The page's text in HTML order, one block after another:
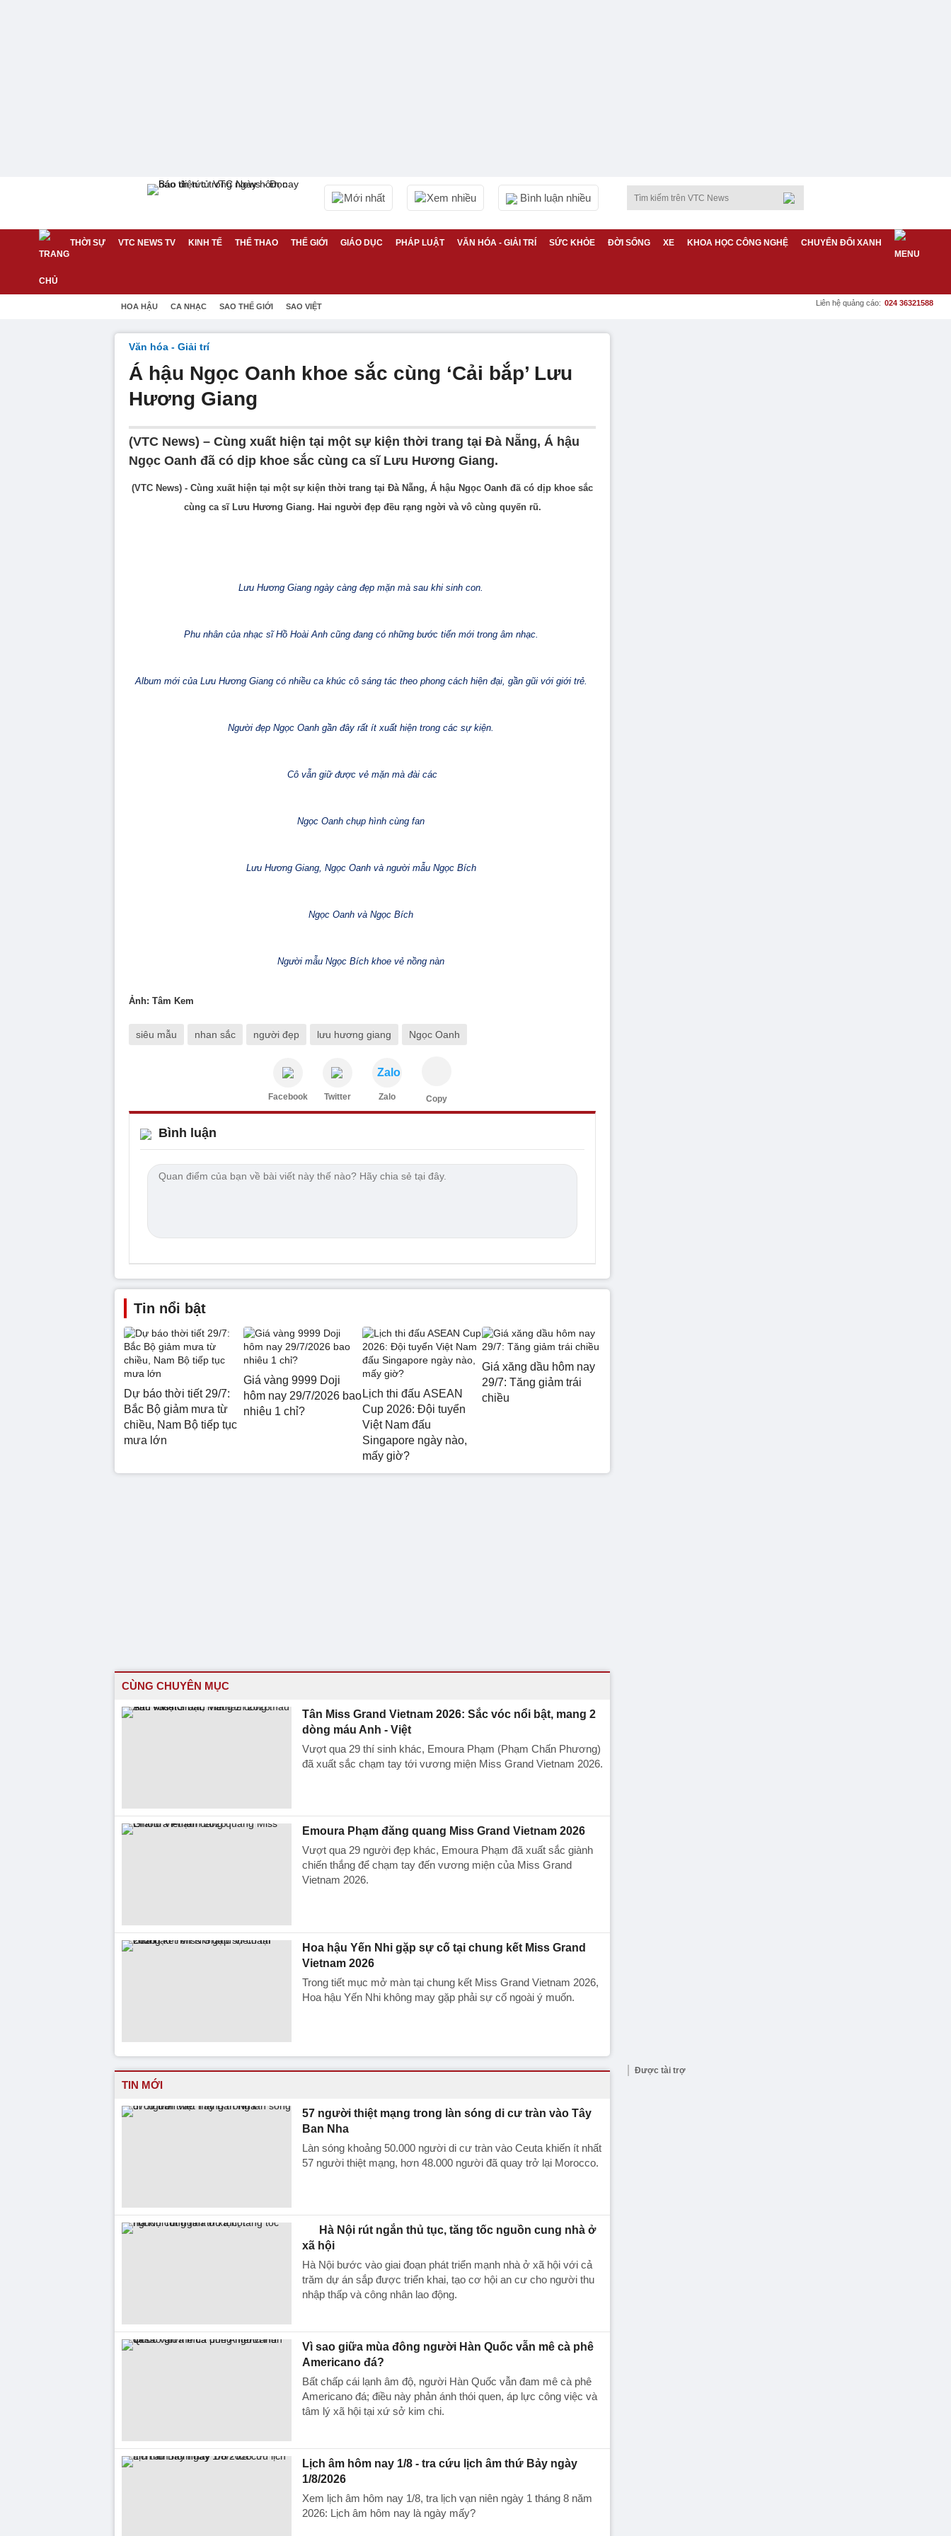
Mới nhất Xem nhiều Bình luận nhiều
THỜI SỰ VTC NEWS TV KINH TẾ THỂ THAO THẾ GIỚI GIÁO DỤC PHÁP LUẬT VĂN HÓA - GIẢI TRÍ SỨC KHỎE ĐỜI SỐNG XE KHOA HỌC CÔNG NGHỆ CHUYỂN ĐỔI XANH
HOA HẬU CA NHẠC SAO THẾ GIỚI SAO VIỆT Liên hệ quảng cáo: 024 36321588
Văn hóa - Giải trí
Á hậu Ngọc Oanh khoe sắc cùng ‘Cải bắp’ Lưu
Hương Giang
(VTC News) – Cùng xuất hiện tại một sự kiện thời trang tại Đà Nẵng, Á hậu
Ngọc Oanh đã có dịp khoe sắc cùng ca sĩ Lưu Hương Giang.
(VTC News) - Cùng xuất hiện tại một sự kiện thời trang tại Đà Nẵng, Á hậu Ngọc Oanh đã có dịp khoe sắc
cùng ca sĩ Lưu Hương Giang. Hai người đẹp đều rạng ngời và vô cùng quyến rũ.
Lưu Hương Giang ngày càng đẹp mặn mà sau khi sinh con.
Phu nhân của nhạc sĩ Hồ Hoài Anh cũng đang có những bước tiến mới trong âm nhạc.
Album mới của Lưu Hương Giang có nhiều ca khúc cô sáng tác theo phong cách hiện đại, gần gũi với giới trẻ.
Người đẹp Ngọc Oanh gần đây rất ít xuất hiện trong các sự kiện.
Cô vẫn giữ được vẻ mặn mà đài các
Ngọc Oanh chụp hình cùng fan
Lưu Hương Giang, Ngọc Oanh và người mẫu Ngọc Bích
Ngọc Oanh và Ngọc Bích
Người mẫu Ngọc Bích khoe vẻ nồng nàn
Ảnh: Tâm Kem
siêu mẫu nhan sắc người đẹp lưu hương giang Ngọc Oanh
Facebook Twitter
Zalo
Zalo Copy
Bình luận
Tin nổi bật
Dự báo thời tiết 29/7:
Bắc Bộ giảm mưa từ
chiều, Nam Bộ tiếp tục
mưa lớn
Giá vàng 9999 Doji
hôm nay 29/7/2026 bao
nhiêu 1 chỉ?
Lịch thi đấu ASEAN
Cup 2026: Đội tuyển
Việt Nam đấu
Singapore ngày nào,
mấy giờ?
Giá xăng dầu hôm nay
29/7: Tăng giảm trái
chiều
CÙNG CHUYÊN MỤC
Tân Miss Grand Vietnam 2026: Sắc vóc nổi bật, mang 2
dòng máu Anh - Việt
Vượt qua 29 thí sinh khác, Emoura Phạm (Phạm Chấn Phương)
đã xuất sắc chạm tay tới vương miện Miss Grand Vietnam 2026.
Emoura Phạm đăng quang Miss Grand Vietnam 2026
Vượt qua 29 người đẹp khác, Emoura Phạm đã xuất sắc giành
chiến thắng để chạm tay đến vương miện của Miss Grand
Vietnam 2026.
Hoa hậu Yến Nhi gặp sự cố tại chung kết Miss Grand
Vietnam 2026
Trong tiết mục mở màn tại chung kết Miss Grand Vietnam 2026,
Hoa hậu Yến Nhi không may gặp phải sự cố ngoài ý muốn.
TIN MỚI
57 người thiệt mạng trong làn sóng di cư tràn vào Tây
Ban Nha
Làn sóng khoảng 50.000 người di cư tràn vào Ceuta khiến ít nhất
57 người thiệt mạng, hơn 48.000 người đã quay trở lại Morocco.
Hà Nội rút ngắn thủ tục, tăng tốc nguồn cung nhà ở
xã hội
Hà Nội bước vào giai đoạn phát triển mạnh nhà ở xã hội với cả
trăm dự án sắp được triển khai, tạo cơ hội an cư cho người thu
nhập thấp và công nhân lao động.
Vì sao giữa mùa đông người Hàn Quốc vẫn mê cà phê
Americano đá?
Bất chấp cái lạnh âm độ, người Hàn Quốc vẫn đam mê cà phê
Americano đá; điều này phản ánh thói quen, áp lực công việc và
tâm lý xã hội tại xứ sở kim chi.
Lịch âm hôm nay 1/8 - tra cứu lịch âm thứ Bảy ngày
1/8/2026
Xem lịch âm hôm nay 1/8, tra lịch vạn niên ngày 1 tháng 8 năm
2026: Lịch âm hôm nay là ngày mấy?
Được tài trợ